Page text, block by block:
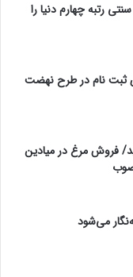
رتبه چهارم دنیا را
ثبت نام در طرح نهضت
فروش مرغ در میادین
می‌شود